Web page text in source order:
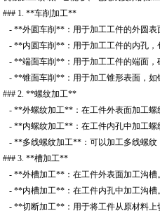
### 1. **车削加工**
- **外圆车削**：用于加工工件的外圆表
- **内圆车削**：用于加工工件的内孔，
- **端面车削**：用于加工工件的端面，
- **锥面车削**：用于加工锥形表面，如
### 2. **螺纹加工**
- **外螺纹加工**：在工件外表面加工螺
- **内螺纹加工**：在工件内孔中加工螺
- **多线螺纹加工**：可以加工多线螺纹
### 3. **槽加工**
- **外槽加工**：在工件外表面加工沟槽
- **内槽加工**：在工件内孔中加工沟槽
- **切断加工**：用于将工件从原材料上